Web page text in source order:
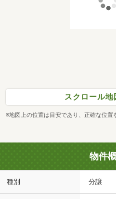
スクロール地
※地図上の位置は目安であり、正確な位置
物件
種別 分譲